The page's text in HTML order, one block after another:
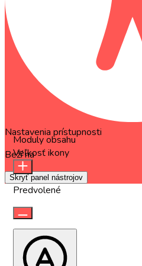
Nastavenia prístupnosti
Beží naOneTap
Skryť panel nástrojov
Moduly obsahu
Veľkosť ikony
Predvolené